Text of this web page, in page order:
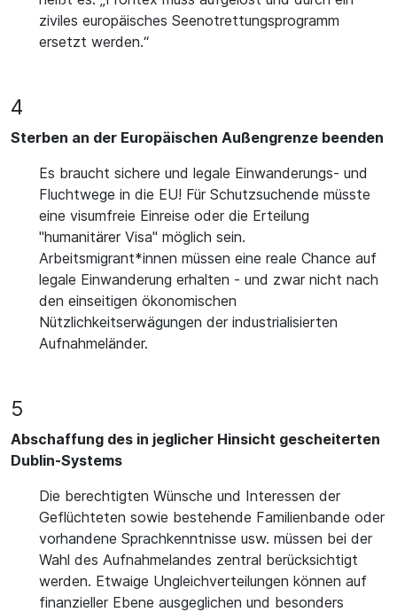
ziviles europäisches Seenotrettungsprogramm
ersetzt werden.“
4
Sterben an der Europäischen Außengrenze beenden
Es braucht sichere und legale Einwanderungs- und
Fluchtwege in die EU! Für Schutzsuchende müsste
eine visumfreie Einreise oder die Erteilung
"humanitärer Visa" möglich sein.
Arbeitsmigrant*innen müssen eine reale Chance auf
legale Einwanderung erhalten - und zwar nicht nach
den einseitigen ökonomischen
Nützlichkeitserwägungen der industrialisierten
Aufnahmeländer.
5
Abschaffung des in jeglicher Hinsicht gescheiterten
Dublin-Systems
Die berechtigten Wünsche und Interessen der
Geflüchteten sowie bestehende Familienbande oder
vorhandene Sprachkenntnisse usw. müssen bei der
Wahl des Aufnahmelandes zentral berücksichtigt
werden. Etwaige Ungleichverteilungen können auf
finanzieller Ebene ausgeglichen und besonders